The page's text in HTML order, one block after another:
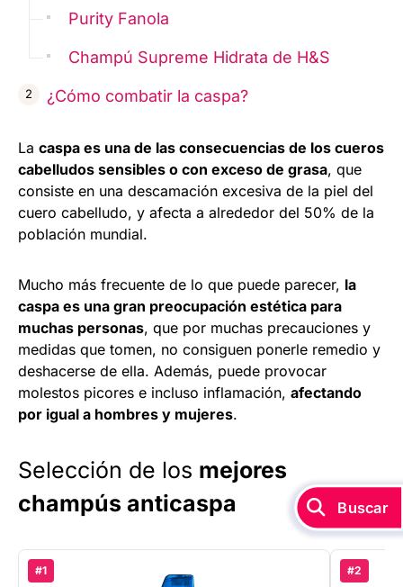
Purity Fanola
Champú Supreme Hidrata de H&S
¿Cómo combatir la caspa?
La caspa es una de las consecuencias de los cueros
cabelludos sensibles o con exceso de grasa, que
consiste en una descamación excesiva de la piel del
cuero cabelludo, y afecta a alrededor del 50% de la
población mundial.
Mucho más frecuente de lo que puede parecer, la
caspa es una gran preocupación estética para
muchas personas, que por muchas precauciones y
medidas que tomen, no consiguen ponerle remedio y
deshacerse de ella. Además, puede provocar
molestos picores e incluso inflamación, afectando
por igual a hombres y mujeres.
Selección de los mejores
champús anticaspa
#1 #2
Buscar